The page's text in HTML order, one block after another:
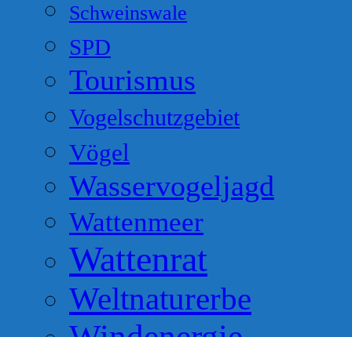
Schweinswale
SPD
Tourismus
Vogelschutzgebiet
Vögel
Wasservogeljagd
Wattenmeer
Wattenrat
Weltnaturerbe